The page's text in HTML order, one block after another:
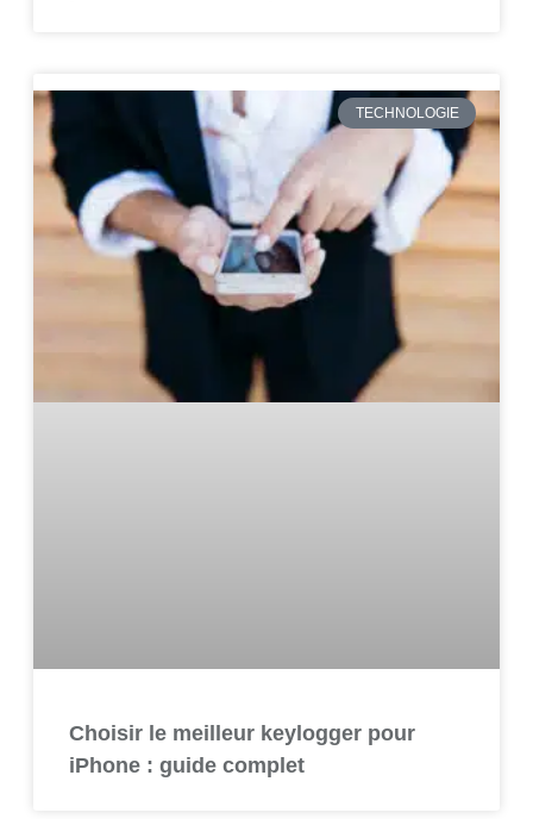
TECHNOLOGIE
Choisir le meilleur keylogger pour
iPhone : guide complet